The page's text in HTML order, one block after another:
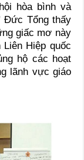
hòa bình và
Đức Tổng thấy
giấc mơ này
Hiệp quốc
hộ các hoạt
lãnh vực giáo